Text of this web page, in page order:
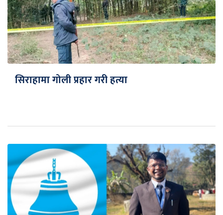
सिराहामा गोली प्रहार गरी हत्या